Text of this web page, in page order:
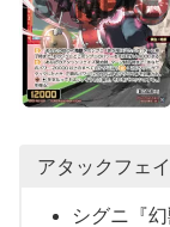
アタックフェ
シグニ『